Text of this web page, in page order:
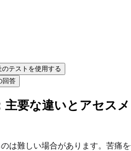
テストを使用する
回答
主要な違いとアセス
は難しい場合があります。苦痛を